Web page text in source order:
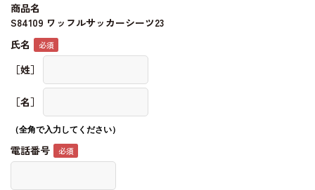
商品名
S84109 ワッフルサッカーシーツ23
氏名
［姓］
［名］
（全角で入力してください）
電話番号